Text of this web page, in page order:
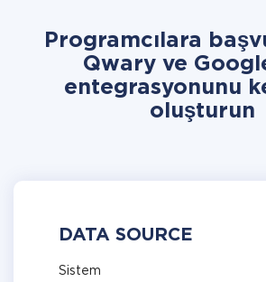
Programcılara
Qwary ve
entegrasyonunu
oluşturun
DATA SOURCE
Sistem